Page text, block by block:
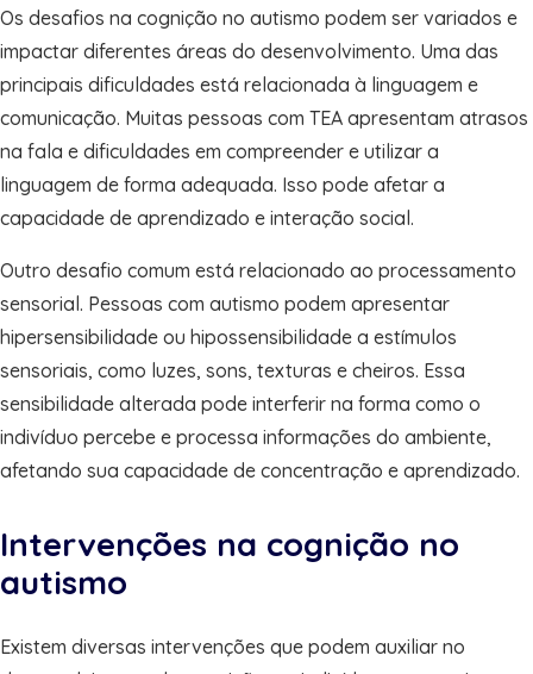
Os desafios na cognição no autismo podem ser variados e
impactar diferentes áreas do desenvolvimento. Uma das
principais dificuldades está relacionada à linguagem e
comunicação. Muitas pessoas com TEA apresentam atrasos
na fala e dificuldades em compreender e utilizar a
linguagem de forma adequada. Isso pode afetar a
capacidade de aprendizado e interação social.
Outro desafio comum está relacionado ao processamento
sensorial. Pessoas com autismo podem apresentar
hipersensibilidade ou hipossensibilidade a estímulos
sensoriais, como luzes, sons, texturas e cheiros. Essa
sensibilidade alterada pode interferir na forma como o
indivíduo percebe e processa informações do ambiente,
afetando sua capacidade de concentração e aprendizado.
Intervenções na cognição no
autismo
Existem diversas intervenções que podem auxiliar no